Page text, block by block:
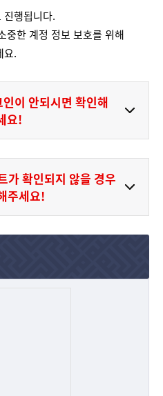
행됩니다.
중한 계정 정보 보호를 위해
요.
이 안되시면 확인해
요!
가 확인되지 않을 경우
주세요!